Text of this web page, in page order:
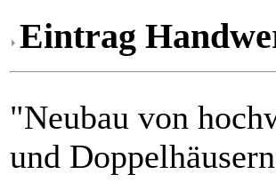
Eintrag
"Neubau von hoch
und